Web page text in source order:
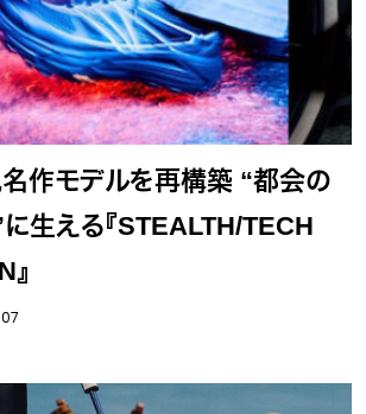
作モデルを再構築 “都会の
生える『STEALTH/TECH